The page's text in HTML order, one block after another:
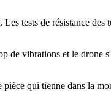
tests de résistance
vibrations et le drone
qui tienne dans la